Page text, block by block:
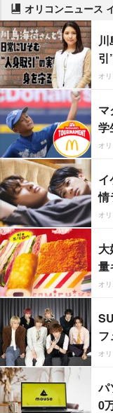
オリコンニュース
引
オ
マ
学
オ
イ
情
オ
大
量
オ
フ
オ
パ
0